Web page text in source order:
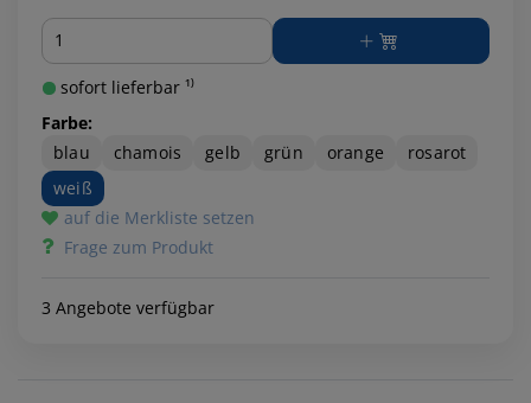
Menge
sofort lieferbar ¹⁾
Farbe:
blau
chamois gelb grün orange
rosarot
weiß
auf die Merkliste setzen
Frage zum Produkt
3 Angebote verfügbar